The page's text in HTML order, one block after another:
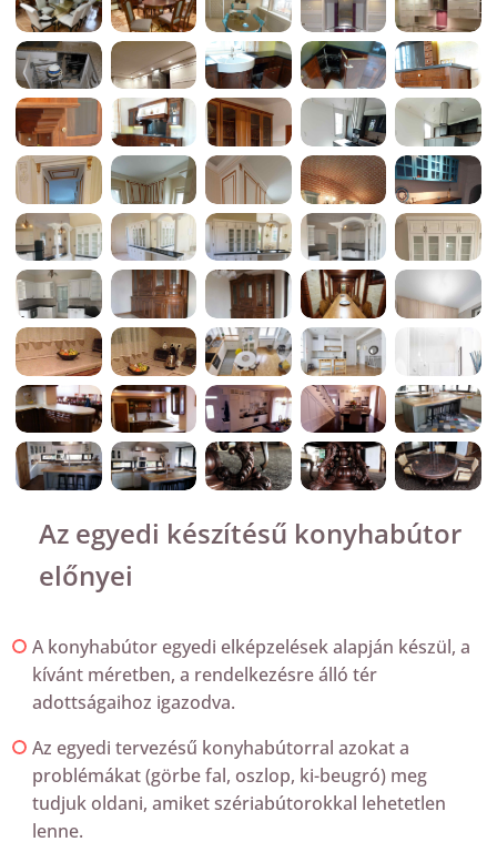
Az egyedi készítésű konyhabútor
előnyei
A konyhabútor egyedi elképzelések alapján készül, a
kívánt méretben, a rendelkezésre álló tér
adottságaihoz igazodva.
Az egyedi tervezésű konyhabútorral azokat a
problémákat (görbe fal, oszlop, ki-beugró) meg
tudjuk oldani, amiket szériabútorokkal lehetetlen
lenne.